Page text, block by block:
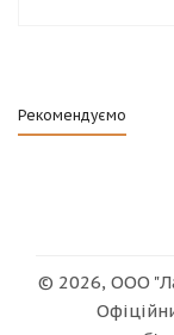
Рекомендуємо
© 2026, ООО